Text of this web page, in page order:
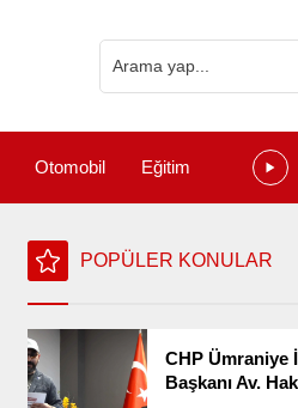
Otomobil Eğitim
POPÜLER KONULAR
CHP Ümraniye
Başkanı Av.